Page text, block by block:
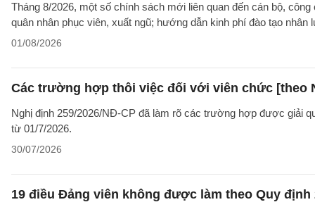
Tháng 8/2026, một số chính sách mới liên quan đến cán bộ,
quân nhân phục viên, xuất ngũ; hướng dẫn kinh phí đào tạo
01/08/2026
Các trường hợp thôi việc đối với viên chức [theo
Nghị định 259/2026/NĐ-CP đã làm rõ các trường hợp được giải
từ 01/7/2026.
30/07/2026
19 điều Đảng viên không được làm theo Quy định